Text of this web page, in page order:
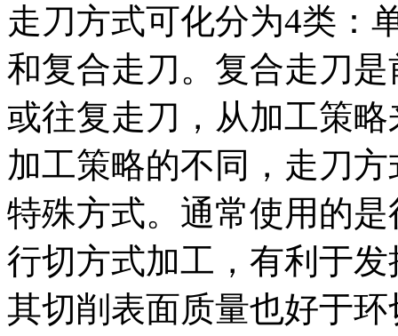
走刀方式可化分为4类：
和复合走刀。复合走刀
或往复走刀，从加工策
加工策略的不同，走刀
特殊方式。通常使用的
行切方式加工，有利于
其切削表面质量也好于